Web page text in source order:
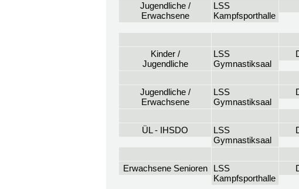
Jugendliche /
Erwachsene
LSS
Kampfsporthalle
Kinder /
Jugendliche
LSS
Gymnastiksaal
Jugendliche /
Erwachsene
LSS
Gymnastiksaal
ÜL - IHSDO
LSS
Gymnastiksaal
Erwachsene Senioren
LSS
Kampfsporthalle